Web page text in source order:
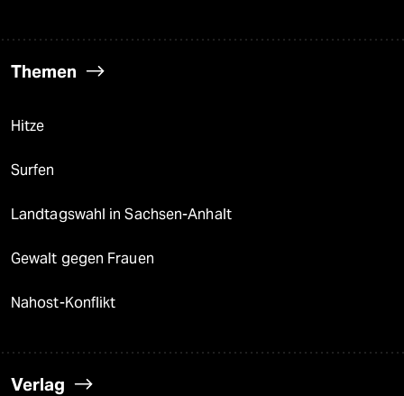
Themen
Hitze
Surfen
Landtagswahl in Sachsen-Anhalt
Gewalt gegen Frauen
Nahost-Konflikt
Verlag